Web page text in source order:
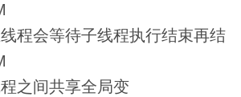
会等待子线程执行结束再结
之间共享全局变